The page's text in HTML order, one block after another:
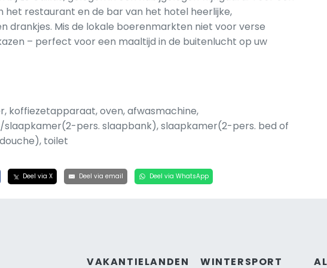
het restaurant en de bar van het hotel heerlijke,
drankjes. Mis de lokale boerenmarkten niet voor verse
– perfect voor een maaltijd in de buitenlucht op uw
koffiezetapparaat, oven, afwasmachine,
pers. slaapbank), slaapkamer(2-pers. bed of
toilet
Deel via X Deel via email Deel via WhatsApp
VAKANTIELANDEN WINTERSPORT